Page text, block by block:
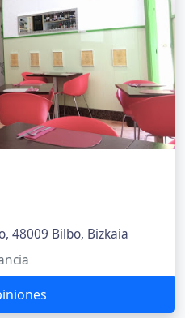
48009 Bilbo, Bizkaia